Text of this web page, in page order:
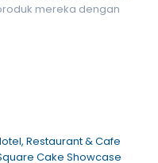
mereka dengan
Restaurant & Cafe
Cake Showcase